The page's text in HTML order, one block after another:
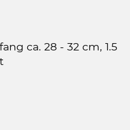
ca. 28 - 32 cm, 1.5